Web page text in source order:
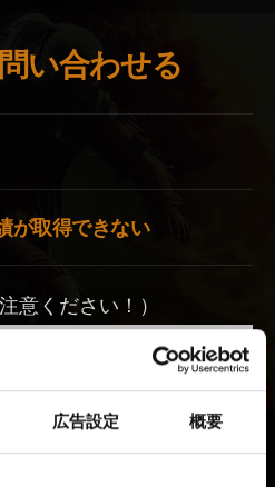
広告設定 概要
問い合わせる
が取得できない
意ください！）
付できます。例：グラフィック